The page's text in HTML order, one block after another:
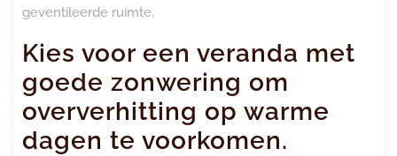
geventileerde ruimte.
Kies voor een veranda met
goede zonwering om
oververhitting op warme
dagen te voorkomen.